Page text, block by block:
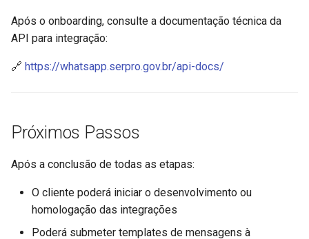
Após o onboarding, consulte a documentação técnica da
API para integração:
🔗 https://whatsapp.serpro.gov.br/api-docs/
Próximos Passos
Após a conclusão de todas as etapas:
O cliente poderá iniciar o desenvolvimento ou
homologação das integrações
Poderá submeter templates de mensagens à